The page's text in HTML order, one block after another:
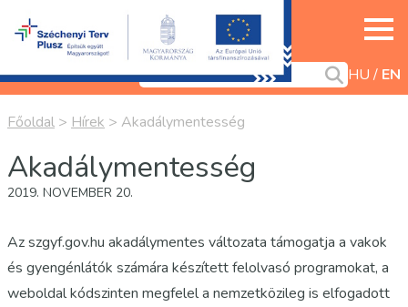
HU EN
Főoldal > Hírek > Akadálymentesség
Akadálymentesség
2019. NOVEMBER 20.
Az szgyf.gov.hu akadálymentes változata támogatja a vakok
és gyengénlátók számára készített felolvasó programokat, a
weboldal kódszinten megfelel a nemzetközileg is elfogadott